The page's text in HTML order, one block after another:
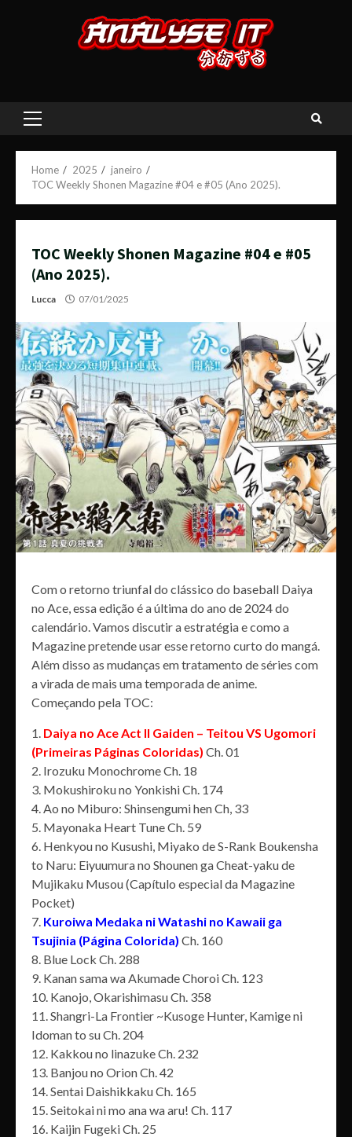
Primary
Home 2025
janeiro
TOC Weekly Shonen Magazine #04 e #05 (Ano 2025).
TOC Weekly Shonen Magazine #04 e #05
(Ano 2025).
Lucca 07/01/2025
Com o retorno triunfal do clássico do baseball Daiya
no Ace, essa edição é a última do ano de 2024 do
calendário. Vamos discutir a estratégia e como a
Magazine pretende usar esse retorno curto do mangá.
Além disso as mudanças em tratamento de séries com
a virada de mais uma temporada de anime.
Começando pela TOC:
1. Daiya no Ace Act ll Gaiden – Teitou VS Ugomori
(Primeiras Páginas Coloridas) Ch. 01
2. Irozuku Monochrome Ch. 18
3. Mokushiroku no Yonkishi Ch. 174
4. Ao no Miburo: Shinsengumi hen Ch, 33
5. Mayonaka Heart Tune Ch. 59
6. Henkyou no Kusushi, Miyako de S-Rank Boukensha
to Naru: Eiyuumura no Shounen ga Cheat-yaku de
Mujikaku Musou (Capítulo especial da Magazine
Pocket)
7. Kuroiwa Medaka ni Watashi no Kawaii ga
Tsujinia (Página Colorida) Ch. 160
8. Blue Lock Ch. 288
9. Kanan sama wa Akumade Choroi Ch. 123
10. Kanojo, Okarishimasu Ch. 358
11. Shangri-La Frontier ~Kusoge Hunter, Kamige ni
Idoman to su Ch. 204
12. Kakkou no linazuke Ch. 232
13. Banjou no Orion Ch. 42
14. Sentai Daishikkaku Ch. 165
15. Seitokai ni mo ana wa aru! Ch. 117
16. Kaijin Fugeki Ch. 25